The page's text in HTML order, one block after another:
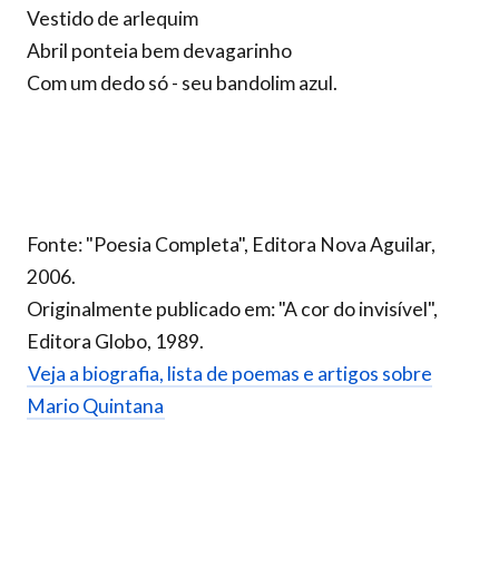
Vestido de arlequim
Abril ponteia bem devagarinho
Com um dedo só - seu bandolim azul.
Fonte: "Poesia Completa", Editora Nova Aguilar,
2006.
Originalmente publicado em: "A cor do invisível",
Editora Globo, 1989.
Veja a biografia, lista de poemas e artigos sobre
Mario Quintana